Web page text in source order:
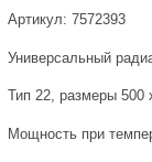
Артикул: 7572393
Универсальный
Тип 22, размеры 500
Мощность при